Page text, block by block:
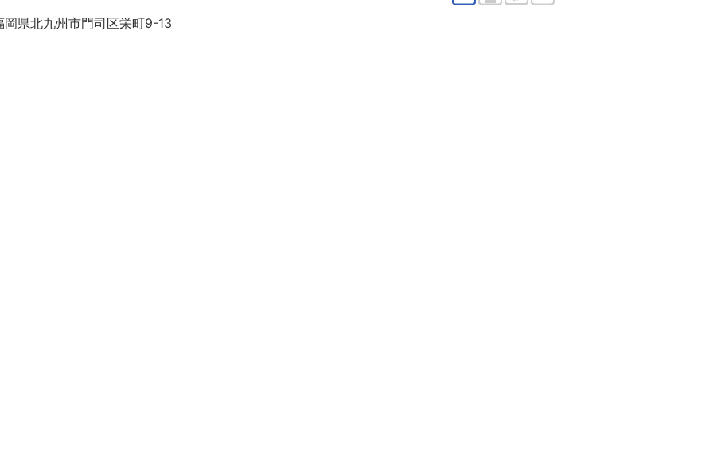
岡県北九州市門司区栄町9-13